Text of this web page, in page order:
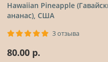
Hawaiian Pineapple
ананас), США
3 отзыва
80.00 р.